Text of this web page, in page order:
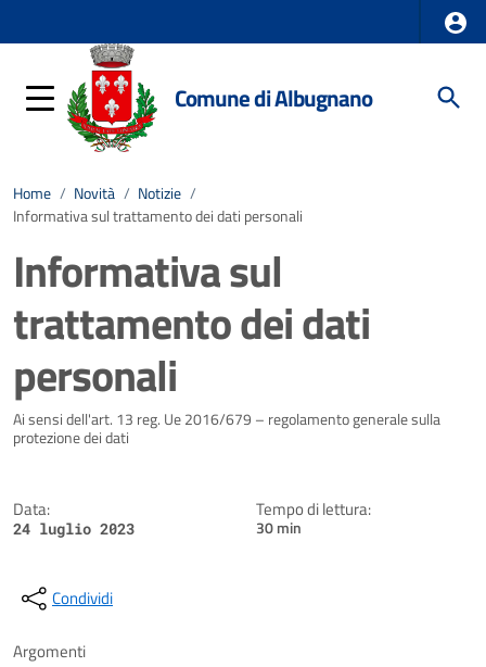
Comune di Albugnano
Home / Novità / Notizie /
Informativa sul trattamento dei dati personali
Informativa sul
trattamento dei dati
personali
Dettagli della notizia
Ai sensi dell'art. 13 reg. Ue 2016/679 – regolamento generale sulla
protezione dei dati
Data:
24 luglio 2023
Tempo di lettura:
30 min
Condividi
Argomenti